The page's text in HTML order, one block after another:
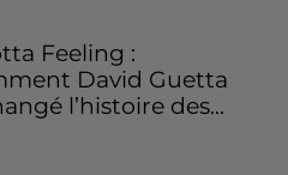
Feeling :
David Guetta
l’histoire des...